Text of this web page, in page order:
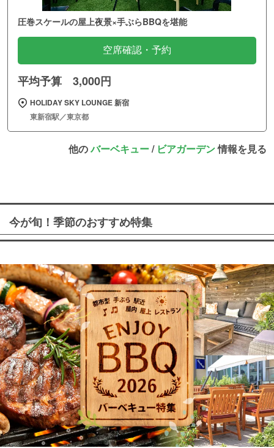
圧巻スケールの屋上夜景×手ぶらBBQを堪能
空席確認・予約
平均予算 3,000円
HOLIDAY SKY LOUNGE 新宿
東新宿駅／東京都
他のバーベキュー/ ビアガーデン情報を見る
今が旬！季節のおすすめ特集